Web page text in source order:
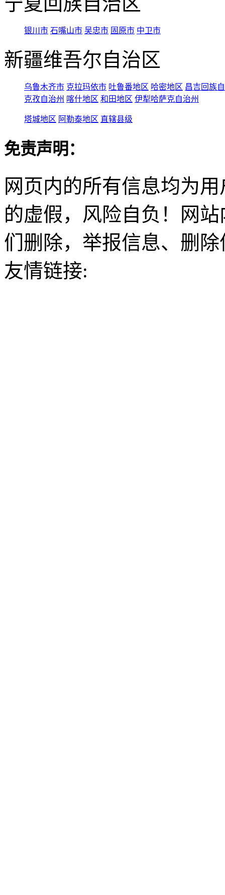
银川市 石嘴山市 吴忠市 固原市 中卫市
新疆维吾尔自治区
乌鲁木齐市 克拉玛依市 吐鲁番地区 哈密地区 昌吉回族
克孜自治州 喀什地区 和田地区 伊犁哈萨克自治州
塔城地区 阿勒泰地区 直辖县级
免责声明：
网页内的所有信息均为
的虚假，风险自负！网
们删除，举报信息、删
友情链接: